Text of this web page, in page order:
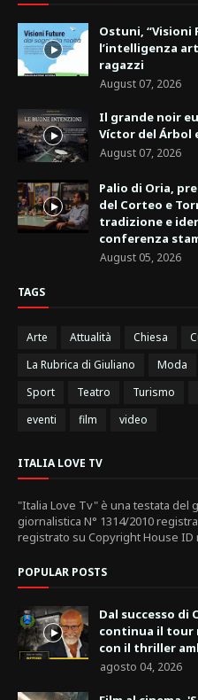
Ostuni, “Visioni
l’intelligenza
ragazzi
August 07, 2026
Il grande noir
Víctor del Árbol
August 07, 2026
Palio di Oria,
del Corteo e
tradizione e
conferenza
August 05, 2026
TAGS
Arte Attualità Chiesa
La Rubrica di Giuliano
Moda
Sport
Teatro Turismo
eventi
film video
ITALIA LOVE TV
"Italia Love Tv" è una testata del
giornalistica N° 1314/2010
registrato su Copyright House ID
POPULAR POSTS
Dal successo di
continua il tour
con il thriller
agosto 04, 2026